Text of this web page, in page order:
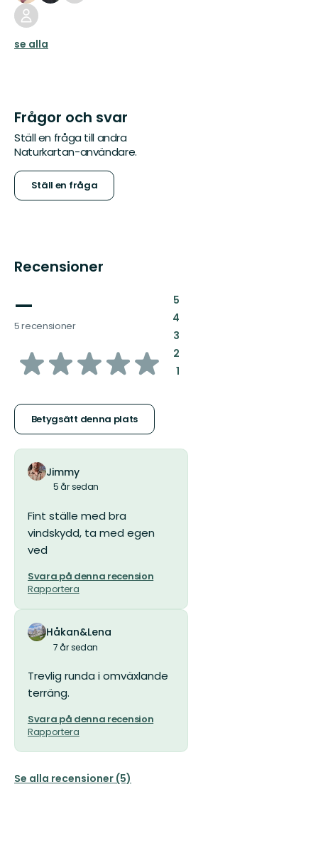
se alla
Frågor och svar
Ställ en fråga till andra
Naturkartan-användare.
Ställ en fråga
Recensioner
—
5 recensioner
av
stjärnor
Betygsätt denna plats
5:
4:
3:
2:
1:
Jimmy
5 år sedan
Fint ställe med bra
vindskydd, ta med egen
ved
Svara på denna recension
Rapportera
Håkan&Lena
7 år sedan
Trevlig runda i omväxlande
terräng.
Svara på denna recension
Rapportera
Se alla recensioner (5)